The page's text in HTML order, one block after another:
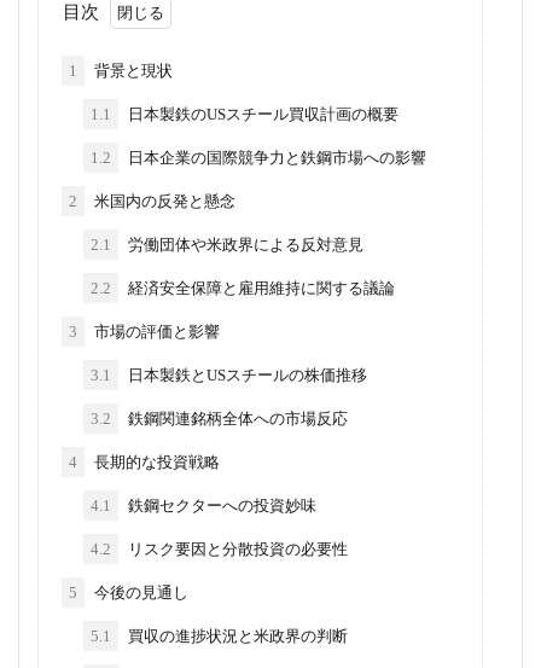
目次
1 背景と現状
1.1 日本製鉄のUSスチール買収計画の概要
1.2 日本企業の国際競争力と鉄鋼市場への影響
2 米国内の反発と懸念
2.1 労働団体や米政界による反対意見
2.2 経済安全保障と雇用維持に関する議論
3 市場の評価と影響
3.1 日本製鉄とUSスチールの株価推移
3.2 鉄鋼関連銘柄全体への市場反応
4 長期的な投資戦略
4.1 鉄鋼セクターへの投資妙味
4.2 リスク要因と分散投資の必要性
5 今後の見通し
5.1 買収の進捗状況と米政界の判断